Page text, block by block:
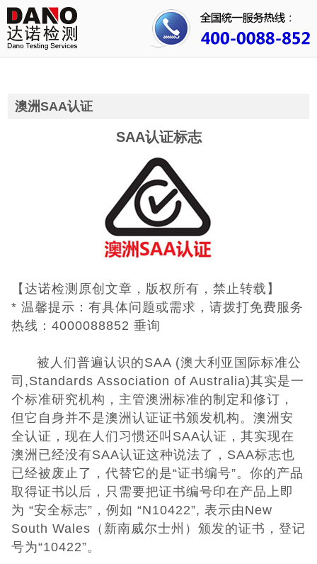
首页
关于我们
3C认证
中国能效标识
中国节能认证
CE认证
欧盟认证
ROHS认证
澳洲SAA认证
SAA认证标志
【达诺检测原创文章，版权所有，禁止转载】
* 温馨提示：有具体问题或需求，请拨打免费服务
热线：4000088852 垂询
被人们普遍认识的SAA (澳大利亚国际标准公
司,Standards Association of Australia)其实是一
个标准研究机构，主管澳洲标准的制定和修订，
但它自身并不是澳洲认证证书颁发机构。澳洲安
全认证，现在人们习惯还叫SAA认证，其实现在
澳洲已经没有SAA认证这种说法了，SAA标志也
已经被废止了，代替它的是“证书编号”。你的产品
取得证书以后，只需要把证书编号印在产品上即
为 “安全标志”，例如 “N10422”, 表示由New
South Wales（新南威尔士州）颁发的证书，登记
号为“10422”。